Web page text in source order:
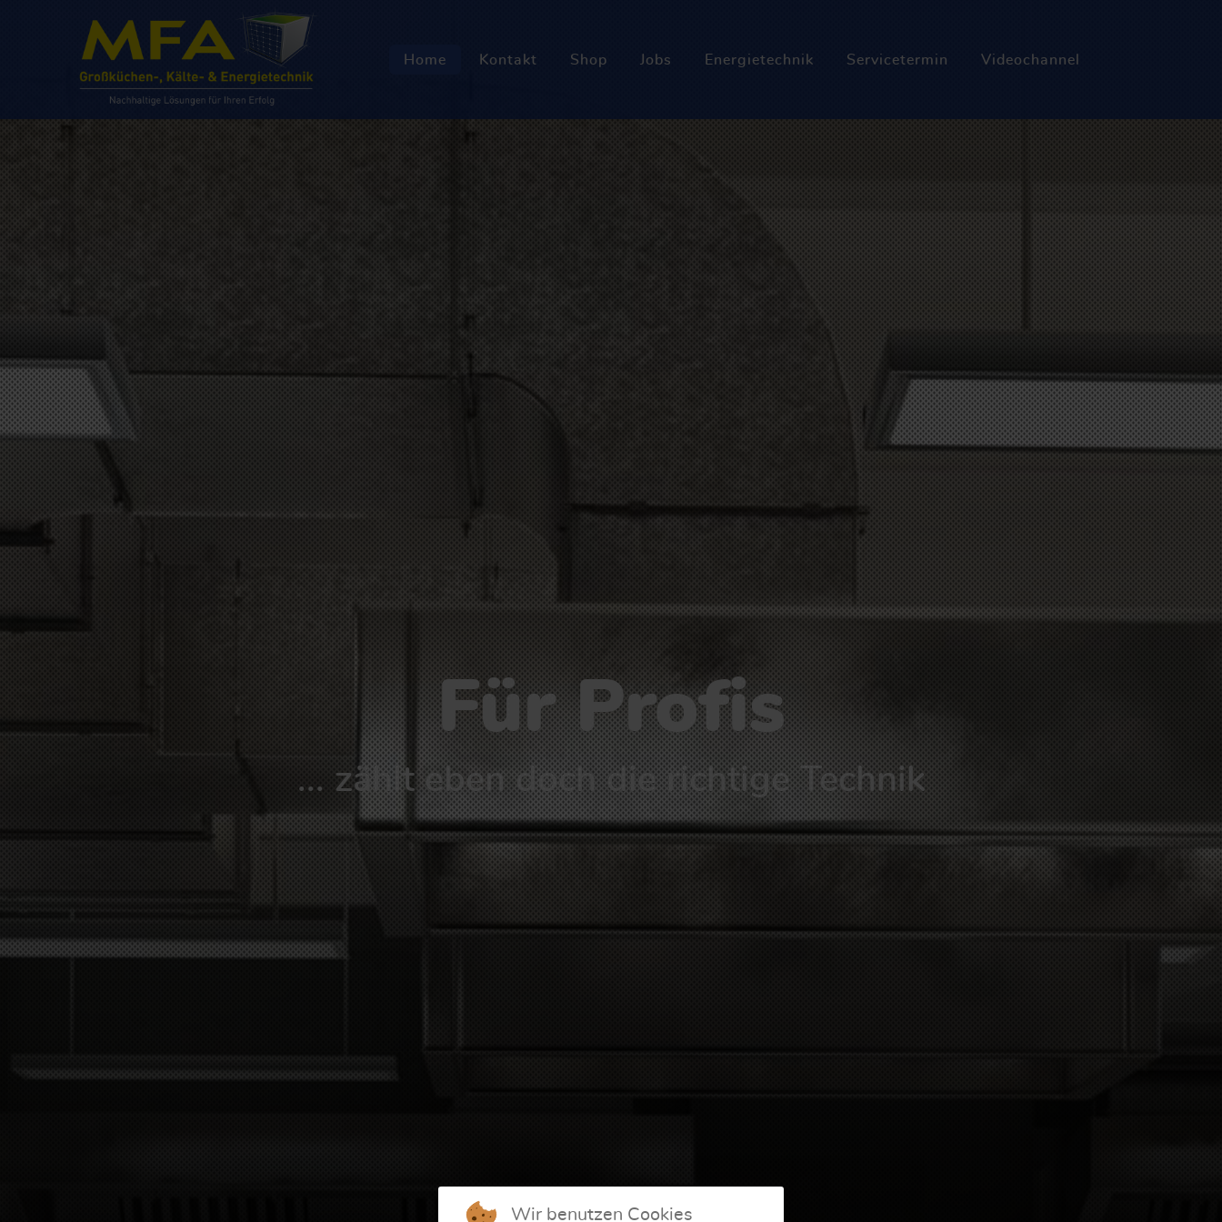
Home Kontakt Shop Jobs Energietechnik Servicetermin Videochannel
Für Profis
... zählt eben doch die richtige Technik
Wir benutzen Cookies